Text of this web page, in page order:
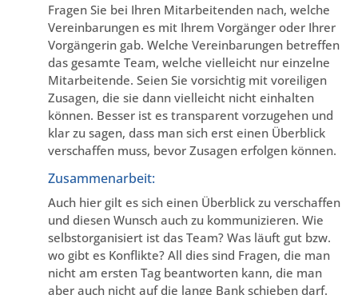
Fragen Sie bei Ihren Mitarbeitenden nach, welche
Vereinbarungen es mit Ihrem Vorgänger oder Ihrer
Vorgängerin gab. Welche Vereinbarungen betreffen
das gesamte Team, welche vielleicht nur einzelne
Mitarbeitende. Seien Sie vorsichtig mit voreiligen
Zusagen, die sie dann vielleicht nicht einhalten
können. Besser ist es transparent vorzugehen und
klar zu sagen, dass man sich erst einen Überblick
verschaffen muss, bevor Zusagen erfolgen können.
Zusammenarbeit:
Auch hier gilt es sich einen Überblick zu verschaffen
und diesen Wunsch auch zu kommunizieren. Wie
selbstorganisiert ist das Team? Was läuft gut bzw.
wo gibt es Konflikte? All dies sind Fragen, die man
nicht am ersten Tag beantworten kann, die man
aber auch nicht auf die lange Bank schieben darf.